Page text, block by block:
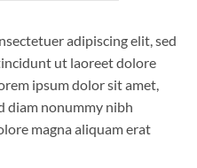
adipiscing elit, sed
ut laoreet dolore
ipsum dolor sit amet,
diam nonummy nibh
magna aliquam erat